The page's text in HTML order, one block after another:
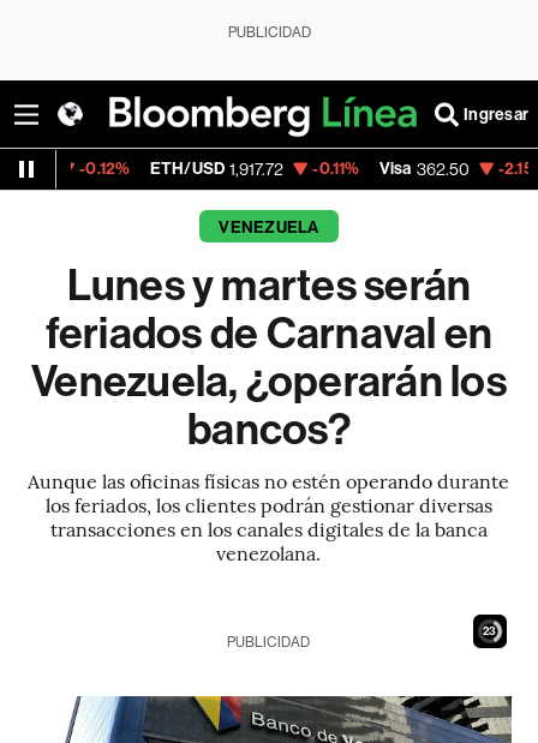
PUBLICIDAD
Ingresar
ETH/USD 1,917.72 -0.11% Visa 362.50 -2.15%
VENEZUELA
Lunes y martes serán
feriados de Carnaval en
Venezuela, ¿operarán los
bancos?
Aunque las oficinas físicas no estén operando durante
los feriados, los clientes podrán gestionar diversas
transacciones en los canales digitales de la banca
venezolana.
21
PUBLICIDAD